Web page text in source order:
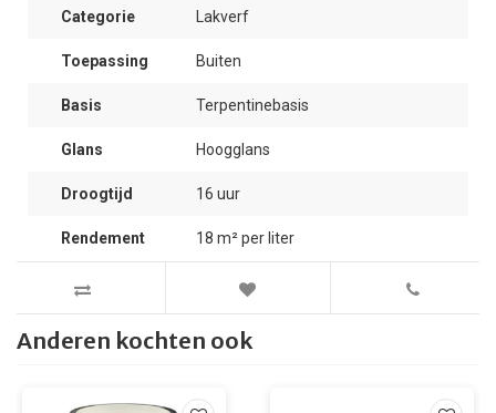
Categorie Lakverf
Toepassing Buiten
Basis Terpentinebasis
Glans Hoogglans
Droogtijd 16 uur
Rendement 18 m² per liter
Anderen kochten ook